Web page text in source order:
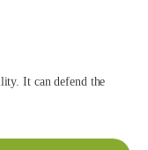
It can defend the